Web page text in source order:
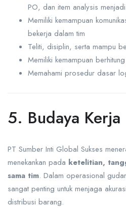
PO, dan item analysis
Memiliki kemampuan
bekerja dalam tim
Teliti, disiplin, serta mampu
Memiliki kemampuan
Memahami prosedur dasar
5. Budaya Kerja
PT Sumber Inti Global Sukses
menekankan pada ketelitian,
sama tim. Dalam operasional
sangat penting untuk menjaga
distribusi barang.